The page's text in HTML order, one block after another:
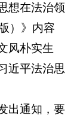
想在法治领
）》内容
风朴实生
近平法治思
出通知，要